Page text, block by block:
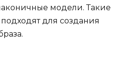
модели. Такие
для создания